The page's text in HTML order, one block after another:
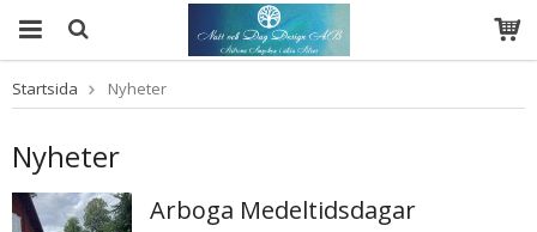
Startsida Nyheter
Nyheter
Arboga Medeltidsdagar